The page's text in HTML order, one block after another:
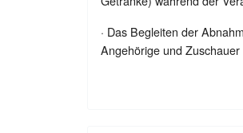
· Das Begleiten der
Angehörige und